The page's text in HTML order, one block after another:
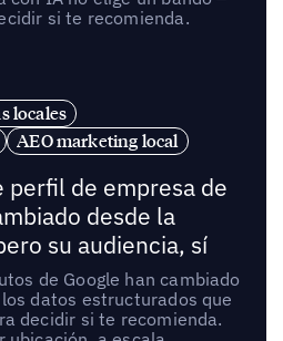
si te recomienda.
locales
AEO marketing local
perfil de empresa de
desde la
su audiencia, sí
de Google han cambiado
datos estructurados que
decidir si te recomienda.